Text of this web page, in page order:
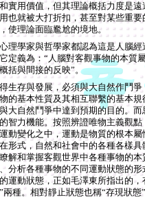
實用價值，但其理論概括力度是
也就被大打折扣，甚至對某些重
使理論面臨尷尬的境地。
理學家與哲學家都認為這是人腦
定義為：“人腦對客觀事物的本質
括與間接的反映”。
生存與發展，必須與大自然作鬥
的基本性質及其相互聯繫的基本
大自然鬥爭中達到預期的目的。
智力機能。按照辨證唯物主義觀
動變化之中，運動是物質的根本
形式，自然和社會中的各種各樣
解和掌握客觀世界中各種事物的
分析各種事物的不同運動狀態的
運動狀態，正如毛澤東所指出的
兩種。相對靜止狀態也稱“存現狀